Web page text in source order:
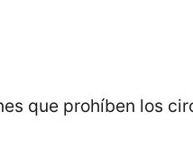
que prohíben los